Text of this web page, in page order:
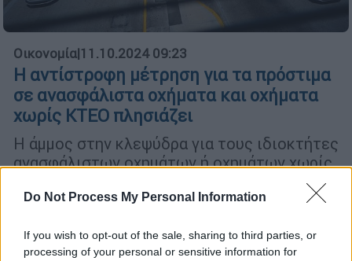
Do Not Process My Personal Information
If you wish to opt-out of the sale, sharing to third parties, or
processing of your personal or sensitive information for
Οικονομία|11.10.2024 09:23
Η αντίστροφη μέτρηση για τα πρόστιμα
σε ανασφάλιστα οχήματα και οχήματα
χωρίς ΚΤΕΟ πλησιάζει
Η άμμος στην κλεψύδρα για τους ιδιοκτήτες
ανασφάλιστων οχημάτων ή οχημάτων χωρίς